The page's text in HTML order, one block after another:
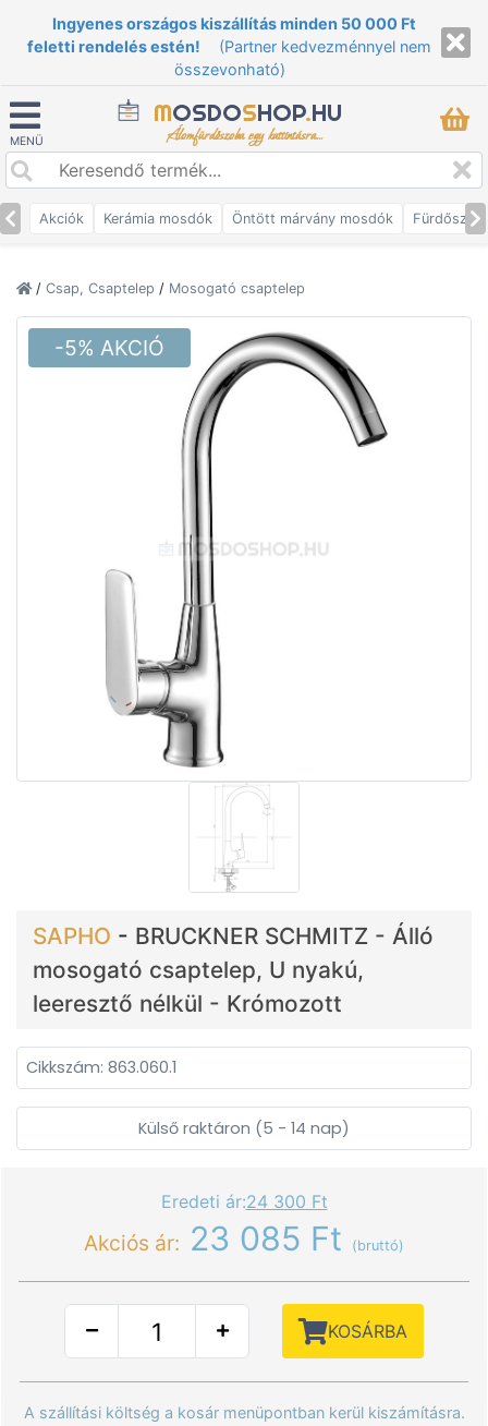
Ingyenes országos kiszállítás minden 50 000 Ft
feletti rendelés estén!
(Partner kedvezménnyel nem
összevonható)
MENÜ
MOSDOSHOP.HU
Álomfürdőszoba egy kattintásra...
Akciók Kerámia mosdók Öntött márvány mosdók
/ Csap, Csaptelep / Mosogató csaptelep
-5% AKCIÓ
SAPHO - BRUCKNER SCHMITZ - Álló
mosogató csaptelep, U nyakú,
leeresztő nélkül - Krómozott
Cikkszám: 863.060.1
Külső raktáron (5 - 14 nap)
Eredeti ár:24 300 Ft
Akciós ár: 23 085 Ft (bruttó)
KOSÁRBA
A szállítási költség a kosár menüpontban kerül kiszámításra.